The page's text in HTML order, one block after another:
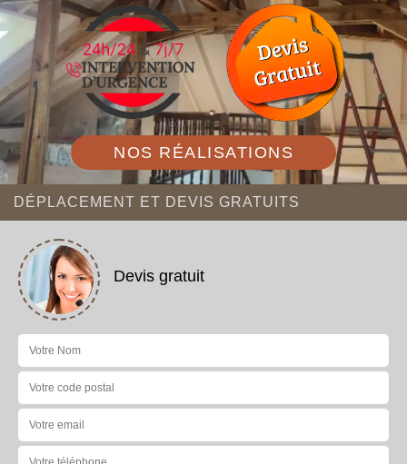
NOS RÉALISATIONS
DÉPLACEMENT ET DEVIS GRATUITS
Devis gratuit